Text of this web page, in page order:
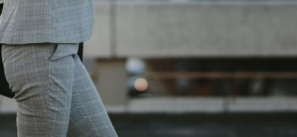
Cancer colorectal : une
changé la donne au Pays
basque